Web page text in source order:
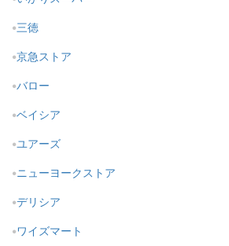
三徳
京急ストア
バロー
ベイシア
ユアーズ
ニューヨークストア
デリシア
ワイズマート